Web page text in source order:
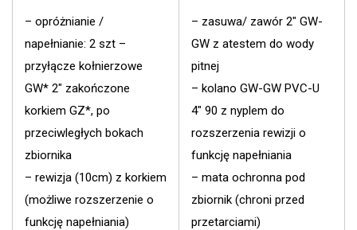
– opróżnianie /
napełnianie: 2 szt –
przyłącze kołnierzowe
GW* 2″ zakończone
korkiem GZ*, po
przeciwległych bokach
zbiornika
– rewizja (10cm) z korkiem
(możliwe rozszerzenie o
funkcję napełniania)
– zasuwa/ zawór 2″ GW-
GW z atestem do wody
pitnej
– kolano GW-GW PVC-U
4″ 90 z nyplem do
rozszerzenia rewizji o
funkcję napełniania
– mata ochronna pod
zbiornik (chroni przed
przetarciami)